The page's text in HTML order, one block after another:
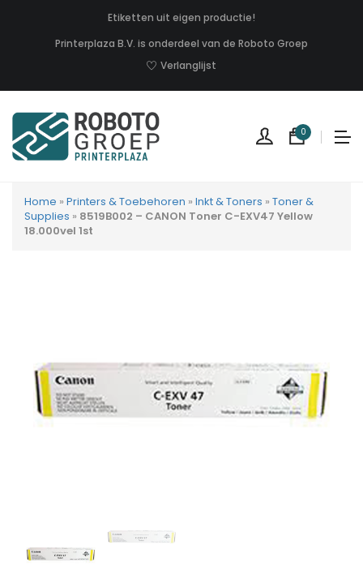
Etiketten uit eigen productie!
Printerplaza B.V. is onderdeel van de Roboto Groep
Verlanglijst
0
Home » Printers & Toebehoren » Inkt & Toners » Toner &
Supplies » 8519B002 – CANON Toner C-EXV47 Yellow
18.000vel 1st